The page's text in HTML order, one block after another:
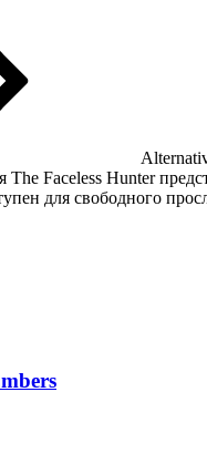
Faceless Hunter
для свободного